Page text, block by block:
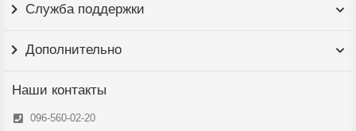
Служба поддержки
Дополнительно
Наши контакты
096-560-02-20